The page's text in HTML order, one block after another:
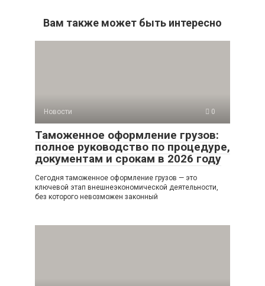
Вам также может быть интересно
Новости 0
Таможенное оформление грузов:
полное руководство по процедуре,
документам и срокам в 2026 году
Сегодня таможенное оформление грузов — это
ключевой этап внешнеэкономической деятельности,
без которого невозможен законный